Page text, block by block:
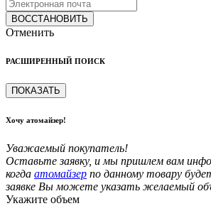
ВОССТАНОВИТЬ
Отменить
РАСШИРЕННЫЙ ПОИСК
ПОКАЗАТЬ
Хочу атомайзер!
Уважаемый покупатель!
Оставьте заявку, и мы пришлем вам
когда атомайзер по данному товару
заявке Вы можете указать желаемый
Укажите объем